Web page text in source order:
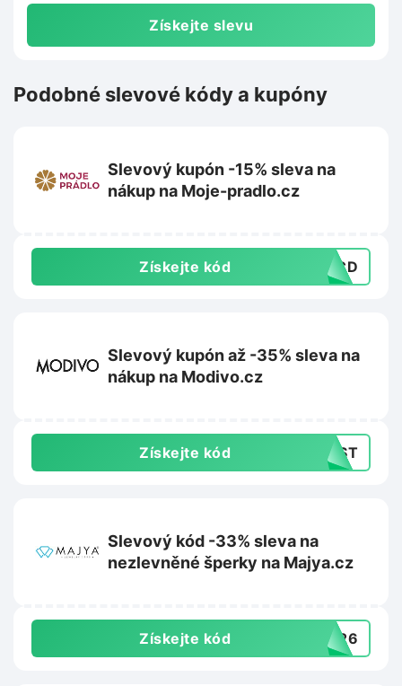
Získejte slevu
Podobné slevové kódy a kupóny
Slevový kupón -15% sleva na
nákup na Moje-pradlo.cz
Získejte kód 28CD
Slevový kupón až -35% sleva na
nákup na Modivo.cz
Získejte kód LAST
Slevový kód -33% sleva na
nezlevněné šperky na Majya.cz
Získejte kód 7326